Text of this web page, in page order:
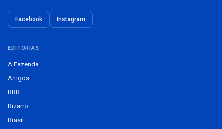
Facebook Instagram
EDITORIAS
A Fazenda
Artigos
BBB
Bizarro
Brasil